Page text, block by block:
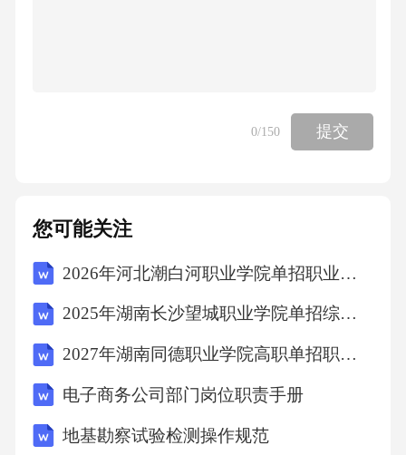
担违约责任。在合同解除后，双方应按照法律
规定及本合同约定进行结算和清理。七、争议
有权向有管辖权的人民法院提起诉讼。八、其
他条款1.本合同自双方签字（或盖章）之日起生
效。2.本合同一式两份，甲乙双方各执一份，具
另行签订补充协议。补充协议与本合同不一致
的地方，以补充协议为准。甲方（盖章）：___
_________________法定代表人（签字）：__
0/150 提交
您可能关注
2026年河北潮白河职业学院单招职业技能考试模拟试卷附完整答案详解【名校卷】
2025年湖南长沙望城职业学院单招综合素质考试模拟试卷有完整答案详解
2027年湖南同德职业学院高职单招职业技能考试模拟试卷附参考答案详解【预热题】
电子商务公司部门岗位职责手册
地基勘察试验检测操作规范